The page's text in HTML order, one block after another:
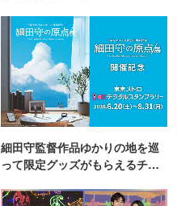
細田守監督作品ゆかりの地を巡
って限定グッズがもらえるチャ